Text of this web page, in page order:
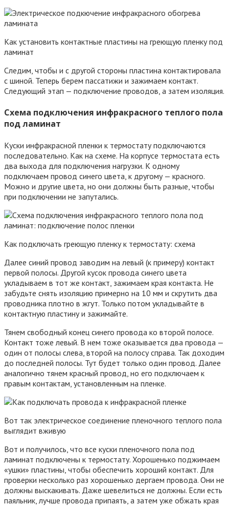
Как установить контактные пластины на греющую пленку под
ламинат
Следим, чтобы и с другой стороны пластина контактировала
с шиной. Теперь берем пассатижи и зажимаем контакт.
Следующий этап — подключение проводов, а затем изоляция.
Схема подключения инфракрасного теплого пола
под ламинат
Куски инфракрасной пленки к термостату подключаются
последовательно. Как на схеме. На корпусе термостата есть
два выхода для подключения нагрузки. К одному
подключаем провод синего цвета, к другому — красного.
Можно и другие цвета, но они должны быть разные, чтобы
при подключении не запутались.
Как подключать греющую пленку к термостату: схема
Далее синий провод заводим на левый (к примеру) контакт
первой полосы. Другой кусок провода синего цвета
укладываем в тот же контакт, зажимаем края контакта. Не
забудьте снять изоляцию примерно на 10 мм и скрутить два
проводника плотно в жгут. Только потом укладывайте в
контактную пластину и зажимайте.
Тянем свободный конец синего провода ко второй полосе.
Контакт тоже левый. В нем тоже оказывается два провода —
один от полосы слева, второй на полосу справа. Так доходим
до последней полосы. Тут будет только один провод. Далее
аналогично тянем красный провод, но его подключаем к
правым контактам, установленным на пленке.
Вот так электрическое соединение пленочного теплого пола
выглядит вживую
Вот и получилось, что все куски пленочного пола под
ламинат подключены к термостату. Хорошенько поджимаем
«ушки» пластины, чтобы обеспечить хороший контакт. Для
проверки несколько раз хорошенько дергаем провода. Они не
должны выскакивать. Даже шевелиться не должны. Если есть
паяльник, лучше провода припаять, а затем уже обжать края